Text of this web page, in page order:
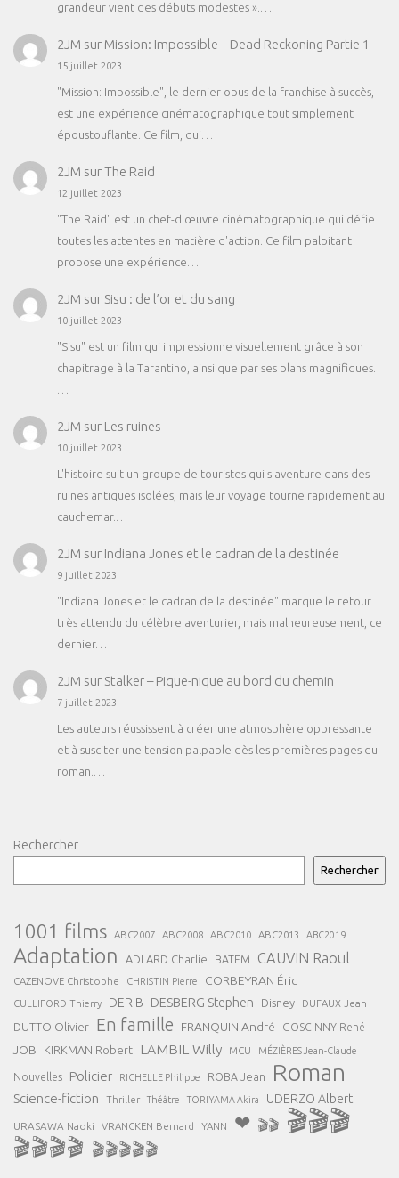
grandeur vient des débuts modestes ».…
2JM sur Mission: Impossible – Dead Reckoning Partie 1
15 juillet 2023
"Mission: Impossible", le dernier opus de la franchise à succès,
est une expérience cinématographique tout simplement
époustouflante. Ce film, qui…
2JM surThe Raid
12 juillet 2023
"The Raid" est un chef-d'œuvre cinématographique qui défie
toutes les attentes en matière d'action. Ce film palpitant
propose une expérience…
2JM sur Sisu : de l’or et du sang
10 juillet 2023
"Sisu" est un film qui impressionne visuellement grâce à son
chapitrage à la Tarantino, ainsi que par ses plans magnifiques.
2JM sur Les ruines
10 juillet 2023
L'histoire suit un groupe de touristes qui s'aventure dans des
ruines antiques isolées, mais leur voyage tourne rapidement au
cauchemar.…
2JM sur Indiana Jones et le cadran de la destinée
9 juillet 2023
"Indiana Jones et le cadran de la destinée" marque le retour
très attendu du célèbre aventurier, mais malheureusement, ce
dernier…
2JM sur Stalker – Pique-nique au bord du chemin
7 juillet 2023
Les auteurs réussissent à créer une atmosphère oppressante
et à susciter une tension palpable dès les premières pages du
roman.…
Rechercher
Rechercher
1001 films ABC2007 ABC2008 ABC2010 ABC2013 ABC2019
Adaptation ADLARD Charlie BATEM CAUVIN Raoul
CAZENOVE Christophe CHRISTIN Pierre CORBEYRAN Éric
CULLIFORD Thierry DERIB DESBERG Stephen Disney DUFAUX Jean
DUTTO Olivier En famille FRANQUIN André GOSCINNY René
JOB KIRKMAN Robert LAMBIL Willy MCU MÉZIÈRES Jean-Claude
Nouvelles Policier RICHELLE Philippe ROBA Jean Roman
Science-fiction Thriller Théâtre TORIYAMA Akira UDERZO Albert
URASAWA Naoki VRANCKEN Bernard YANN ❤ 🎬🎬 🎬🎬🎬
🎬🎬🎬🎬 🎬🎬🎬🎬🎬